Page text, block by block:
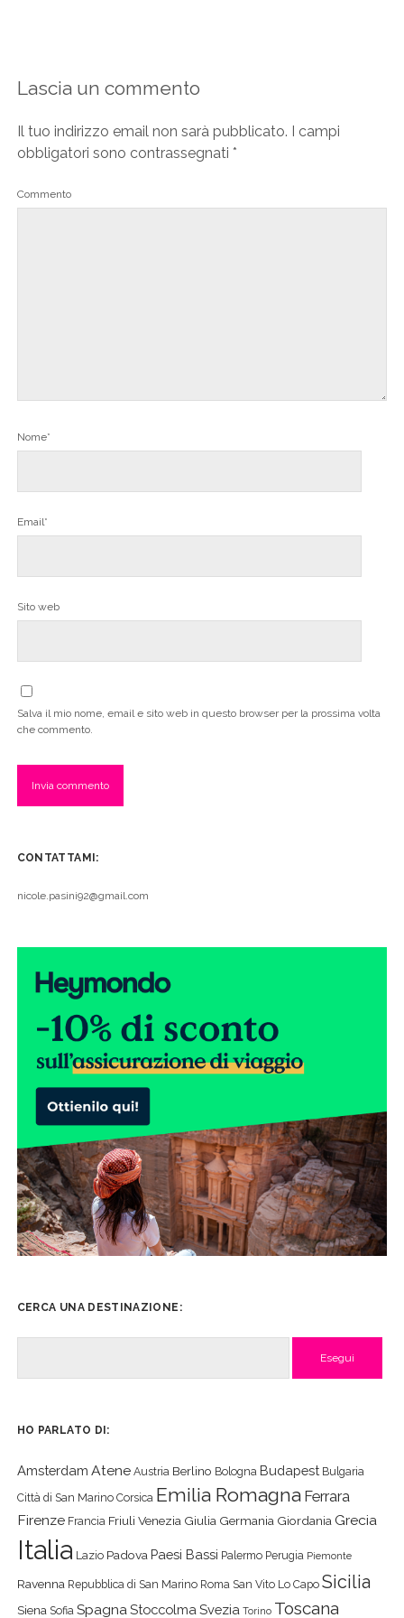
Lascia un commento
Il tuo indirizzo email non sarà pubblicato. I campi
obbligatori sono contrassegnati *
Commento
Nome*
Email*
Sito web
Salva il mio nome, email e sito web in questo browser per la prossima volta
che commento.
CONTATTAMI:
nicole.pasini92@gmail.com
CERCA UNA DESTINAZIONE:
HO PARLATO DI:
Amsterdam Atene Austria Berlino Bologna Budapest Bulgaria
Città di San Marino Corsica Emilia Romagna Ferrara
Firenze Francia Friuli Venezia Giulia Germania Giordania Grecia
Italia Lazio Padova Paesi Bassi Palermo Perugia Piemonte
Ravenna Repubblica di San Marino Roma San Vito Lo Capo Sicilia
Siena Sofia SpagnaStoccolma Svezia Torino Toscana